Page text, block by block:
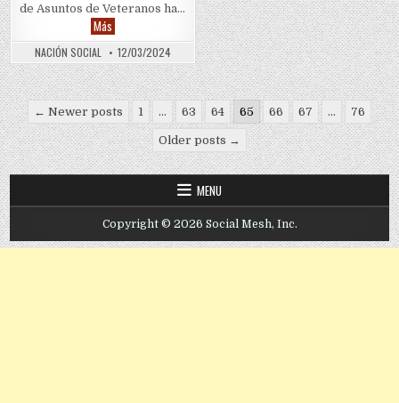
de Asuntos de Veteranos ha…
MásT-Mobile designado proveedor principal de servicios móviles
NACIÓN SOCIAL 12/03/2024
Posts pagination
← Newer posts 1 … 63 64 65 66 67 … 76
Older posts →
MENU
Copyright © 2026 Social Mesh, Inc.